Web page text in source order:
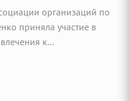
организаций по
приняла участие в
к...